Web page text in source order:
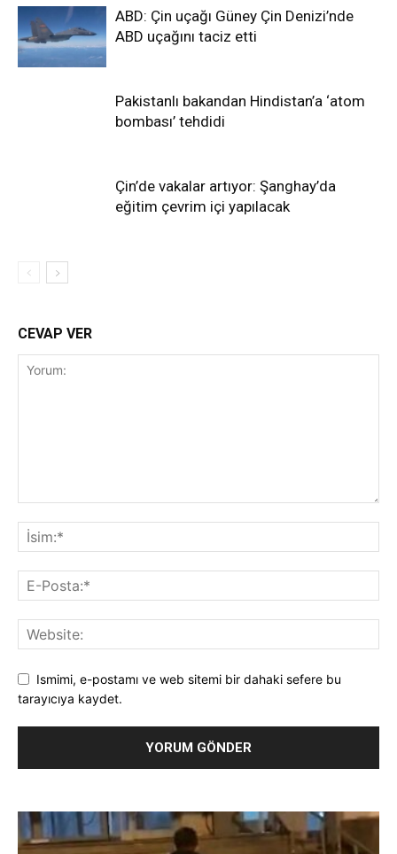
ABD: Çin uçağı Güney Çin Denizi’nde
ABD uçağını taciz etti
Pakistanlı bakandan Hindistan’a ‘atom
bombası’ tehdidi
Çin’de vakalar artıyor: Şanghay’da
eğitim çevrim içi yapılacak
CEVAP VER
Ismimi, e-postamı ve web sitemi bir dahaki sefere bu
tarayıcıya kaydet.